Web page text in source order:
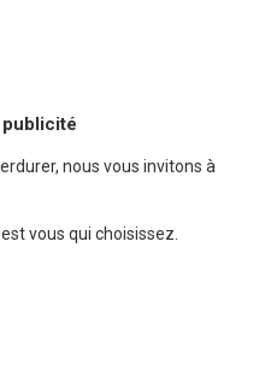
publicité
nous vous invitons à
vous qui choisissez.